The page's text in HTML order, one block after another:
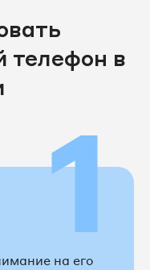
телефон в
1
на его